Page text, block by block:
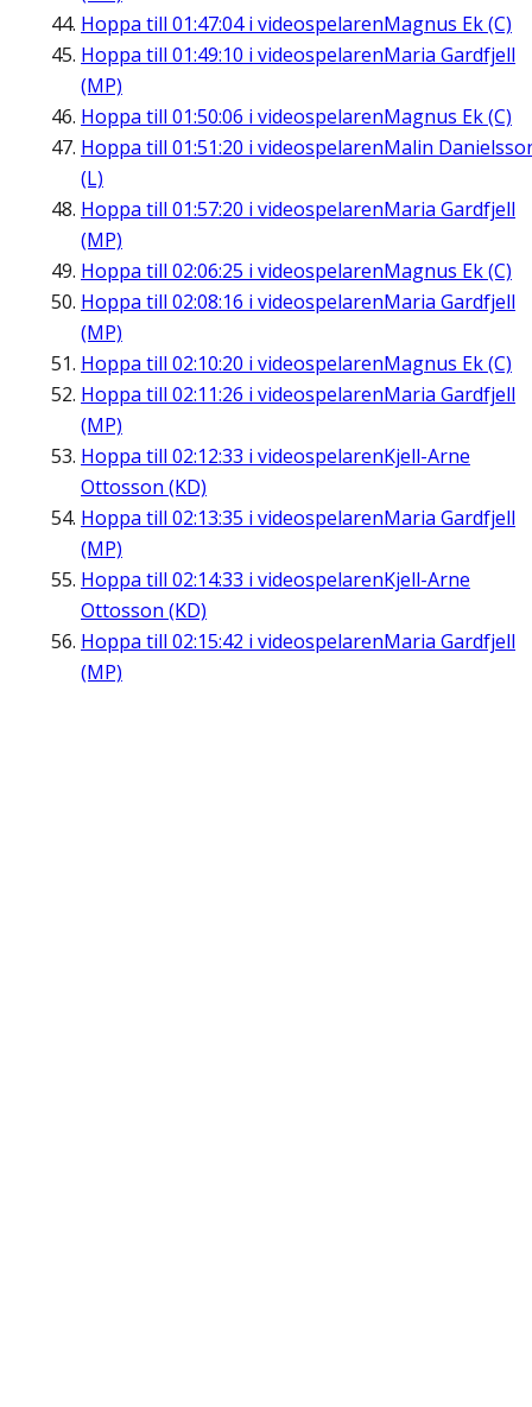
Hoppa till 01:47:04i videospelarenMagnus Ek (C)
Hoppa till 01:49:10 i videospelarenMaria Gardfjell
(MP)
Hoppa till 01:50:06 i videospelarenMagnus Ek (C)
Hoppa till 01:51:20 i videospelarenMalin
(L)
Hoppa till 01:57:20 i videospelarenMaria Gardfjell
(MP)
Hoppa till 02:06:25 i videospelarenMagnus Ek (C)
Hoppa till 02:08:16 i videospelarenMaria Gardfjell
(MP)
Hoppa till 02:10:20 i videospelarenMagnus Ek (C)
Hoppa till 02:11:26 i videospelarenMaria Gardfjell
(MP)
Hoppa till 02:12:33 i videospelarenKjell-Arne
Ottosson (KD)
Hoppa till 02:13:35 i videospelarenMaria Gardfjell
(MP)
Hoppa till 02:14:33 i videospelarenKjell-Arne
Ottosson (KD)
Hoppa till 02:15:42 i videospelarenMaria Gardfjell
(MP)